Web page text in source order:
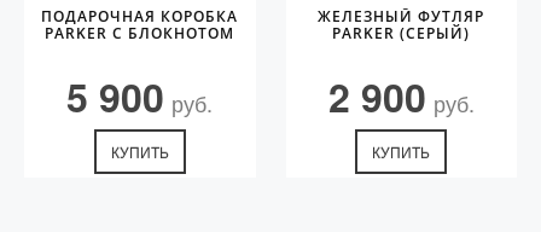
ПОДАРОЧНАЯ КОРОБКА
PARKER С БЛОКНОТОМ
5 900 руб.
КУПИТЬ
ЖЕЛЕЗНЫЙ ФУТЛЯР
PARKER (СЕРЫЙ)
2 900 руб.
КУПИТЬ